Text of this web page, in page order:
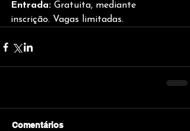
Entrada: Gratuita, mediante
inscrição. Vagas limitadas.
Comentários